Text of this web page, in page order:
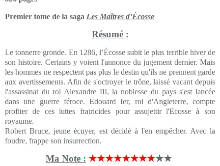
Premier tome de la saga Les Maîtres d’Écosse
Résumé :
Le tonnerre gronde. En 1286, l’Écosse subit le plus terrible hiver de
son histoire. Certains y voient l'annonce du jugement dernier. Mais
les hommes ne respectent pas plus le destin qu'ils ne prennent garde
aux avertissements. Afin de s'octroyer le trône, laissé vacant depuis
l'assassinat du roi Alexandre III, la noblesse du pays s'est lancée
dans une guerre féroce. Edouard Ier, roi d'Angleterre, compte
profiter de ces luttes fratricides pour assujettir l'Ecosse à son
royaume.
Robert Bruce, jeune écuyer, est décidé à l'en empêcher. Avec la
foudre, frappe son insurrection.
Ma Note : ★★★★★★★★★★